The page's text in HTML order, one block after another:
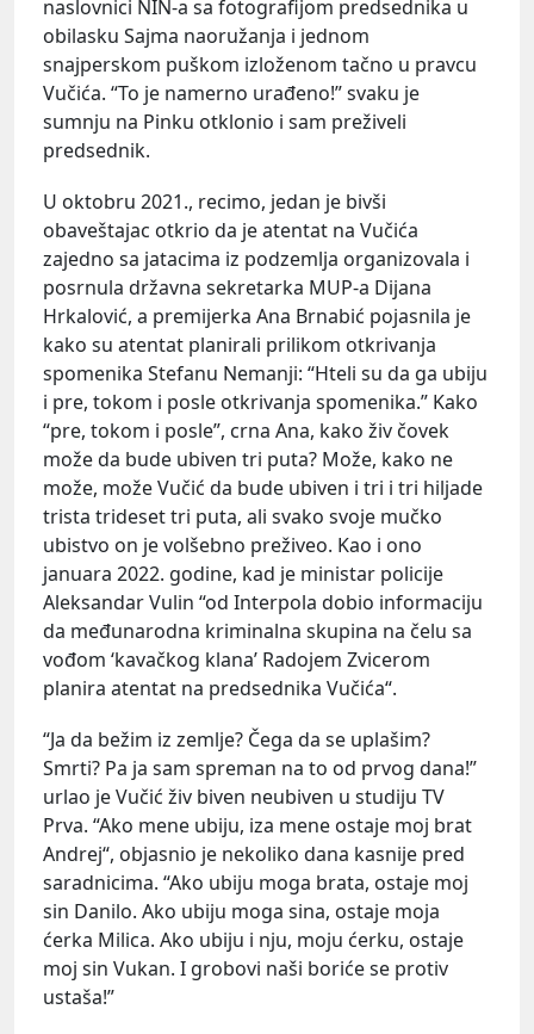
naslovnici NIN-a sa fotografijom predsednika u
obilasku Sajma naoružanja i jednom
snajperskom puškom izloženom tačno u pravcu
Vučića. “To je namerno urađeno!” svaku je
sumnju na Pinku otklonio i sam preživeli
predsednik.
U oktobru 2021., recimo, jedan je bivši
obaveštajac otkrio da je atentat na Vučića
zajedno sa jatacima iz podzemlja organizovala i
posrnula državna sekretarka MUP-a Dijana
Hrkalović, a premijerka Ana Brnabić pojasnila je
kako su atentat planirali prilikom otkrivanja
spomenika Stefanu Nemanji: “Hteli su da ga ubiju
i pre, tokom i posle otkrivanja spomenika.” Kako
“pre, tokom i posle”, crna Ana, kako živ čovek
može da bude ubiven tri puta? Može, kako ne
može, može Vučić da bude ubiven i tri i tri hiljade
trista trideset tri puta, ali svako svoje mučko
ubistvo on je volšebno preživeo. Kao i ono
januara 2022. godine, kad je ministar policije
Aleksandar Vulin “od Interpola dobio informaciju
da međunarodna kriminalna skupina na čelu sa
vođom ‘kavačkog klana’ Radojem Zvicerom
planira atentat na predsednika Vučića“.
“Ja da bežim iz zemlje? Čega da se uplašim?
Smrti? Pa ja sam spreman na to od prvog dana!”
urlao je Vučić živ biven neubiven u studiju TV
Prva. “Ako mene ubiju, iza mene ostaje moj brat
Andrej“, objasnio je nekoliko dana kasnije pred
saradnicima. “Ako ubiju moga brata, ostaje moj
sin Danilo. Ako ubiju moga sina, ostaje moja
ćerka Milica. Ako ubiju i nju, moju ćerku, ostaje
moj sin Vukan. I grobovi naši boriće se protiv
ustaša!”